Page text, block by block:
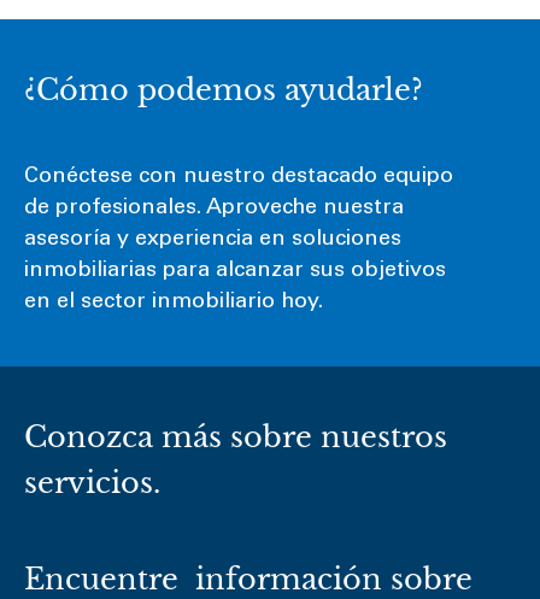
¿Cómo podemos ayudarle?
Conéctese con nuestro destacado equipo
de profesionales. Aproveche nuestra
asesoría y experiencia en soluciones
inmobiliarias para alcanzar sus objetivos
en el sector inmobiliario hoy.
Conozca más sobre nuestros
servicios.
Encuentre información sobre